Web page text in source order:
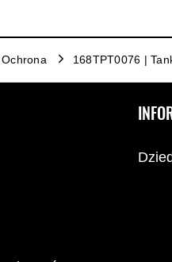
Ochrona 168TPT0076 |